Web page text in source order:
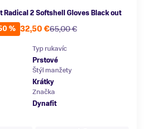
Radical 2 Softshell Gloves Black out
%
65,00 €
32,50 €
Typ rukavíc
Prstové
Štýl manžety
Krátky
Značka
Dynafit